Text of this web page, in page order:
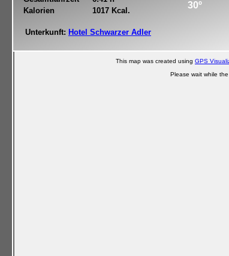
Kalorien
1017 Kcal.
Unterkunft: Hotel Schwarzer Adler
30º